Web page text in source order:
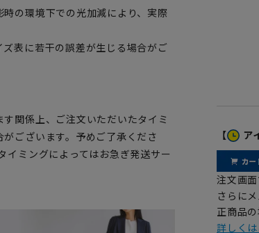
の環境下での光加減により、実際
表に若干の誤差が生じる場合がご
関係上、ご注文いただいたタイミ
ございます。予めご了承くださ
イミングによってはお急ぎ発送サー
【 ア
注文画
さらに
正商品の
詳しく